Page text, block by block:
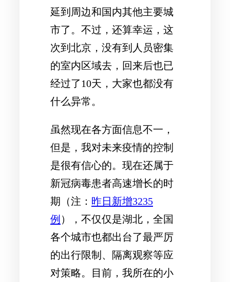
延到周边和国内其他主要城
市了。不过，还算幸运，这
次到北京，没有到人员密集
的室内区域去，回来后也已
经过了10天，大家也都没有
什么异常。
虽然现在各方面信息不一，
但是，我对未来疫情的控制
是很有信心的。现在还属于
新冠病毒患者高速增长的时
期（注： 昨日新增3235
例 ），不仅仅是湖北，全国
各个城市也都出台了最严厉
的出行限制、隔离观察等应
对策略。目前，我所在的小